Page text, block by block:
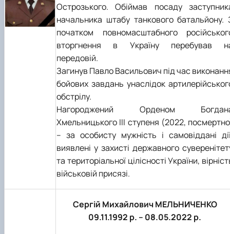
Острозького. Обіймав посаду
начальника штабу танкового батальйону.
початком повномасштабного
вторгнення в Україну перебував
передовій.
Загинув Павло Васильович під час
бойових завдань унаслідок
обстрілу.
Нагороджений Орденом
Хмельницького III ступеня (2022,
– за особисту мужність і самовіддані
виявлені у захисті державного
та територіальної цілісності України,
військовій присязі.
Сергій Михайлович МЕЛЬНИЧЕНКО
09.11.1992 р. – 08.05.2022 р.